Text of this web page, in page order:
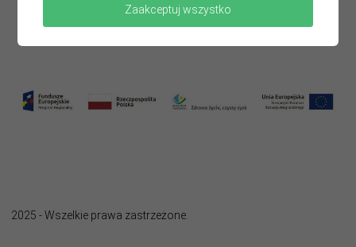
2025 - Wszelkie prawa zastrzeżone.
Zaakceptuj wszystko